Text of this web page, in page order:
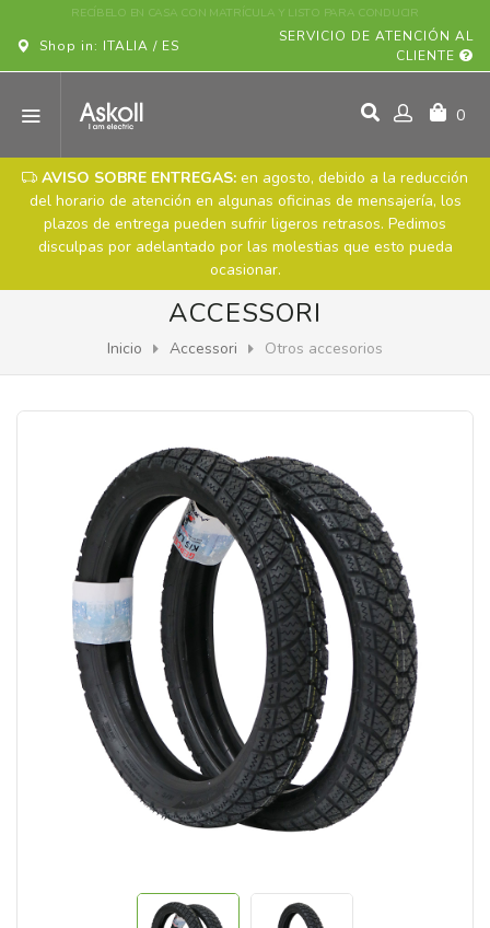
Shop in: ITALIA / ES
SERVICIO DE ATENCIÓN AL
CLIENTE
0
AVISO SOBRE ENTREGAS: en agosto, debido a la reducción
del horario de atención en algunas oficinas de mensajería, los
plazos de entrega pueden sufrir ligeros retrasos. Pedimos
disculpas por adelantado por las molestias que esto pueda
ocasionar.
ACCESSORI
Inicio Accessori Otros accesorios